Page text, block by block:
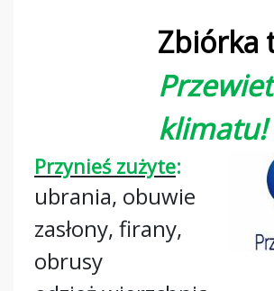
Zbiórka
klimatu!
Przynieś zużyte:
ubrania, obuwie
zasłony, firany,
obrusy